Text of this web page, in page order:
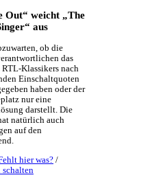
Out“ weicht „The
aus
ob die
das
RTL-Klassikers nach
Einschaltquoten
haben oder der
nur eine
darstellt. Die
natürlich auch
auf den
hier was? /